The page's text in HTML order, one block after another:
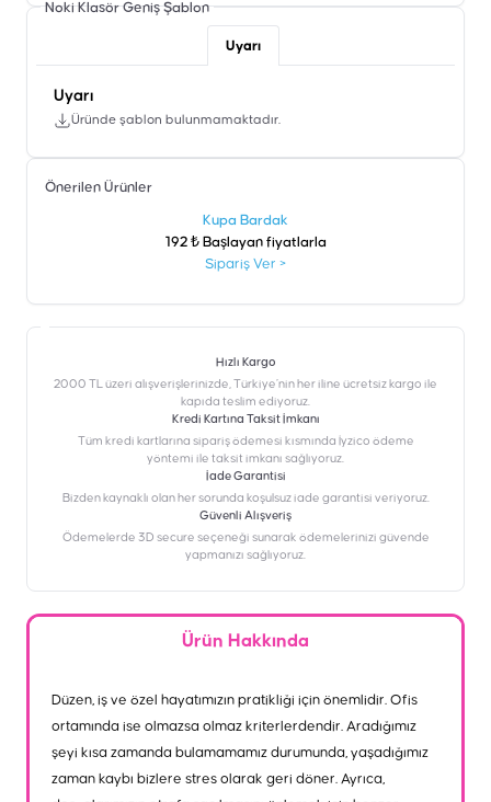
Noki Klasör Geniş Şablon
Uyarı
Uyarı
Üründe şablon bulunmamaktadır.
Önerilen Ürünler
Kupa Bardak
192 ₺ Başlayan fiyatlarla
Sipariş Ver >
Hızlı Kargo
2000 TL üzeri alışverişlerinizde, Türkiye’nin her iline ücretsiz kargo ile
kapıda teslim ediyoruz.
Kredi Kartına Taksit İmkanı
‎Tüm kredi kartlarına sipariş ödemesi kısmında İyzico ödeme
yöntemi ile taksit imkanı sağlıyoruz.
İade Garantisi
Bizden kaynaklı olan her sorunda koşulsuz iade garantisi veriyoruz.
Güvenli Alışveriş
Ödemelerde 3D secure seçeneği sunarak ödemelerinizi güvende
yapmanızı sağlıyoruz.
Ürün Hakkında
Düzen, iş ve özel hayatımızın pratikliği için önemlidir. Ofis
ortamında ise olmazsa olmaz kriterlerdendir. Aradığımız
şeyi kısa zamanda bulamamamız durumunda, yaşadığımız
zaman kaybı bizlere stres olarak geri döner. Ayrıca,